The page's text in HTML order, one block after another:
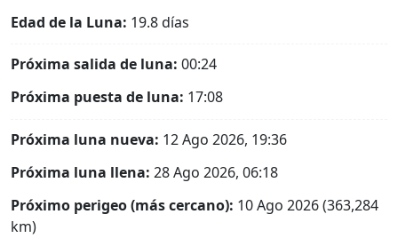
Edad de la Luna: 19.8 días
Próxima salida de luna: 00:24
Próxima puesta de luna: 17:08
Próxima luna nueva: 12 Ago 2026, 19:36
Próxima luna llena: 28 Ago 2026, 06:18
Próximo perigeo (más cercano): 10 Ago 2026 (363,284
km)